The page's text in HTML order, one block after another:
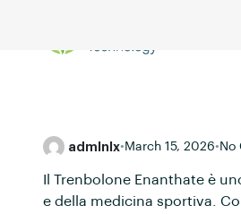
admlnlx• March 15, 2026• No
Il Trenbolone Enanthate è
e della medicina sportiva.